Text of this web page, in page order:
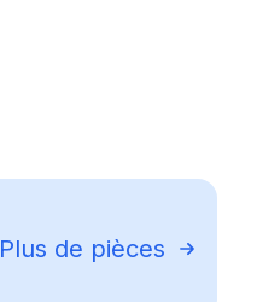
Plus de pièces